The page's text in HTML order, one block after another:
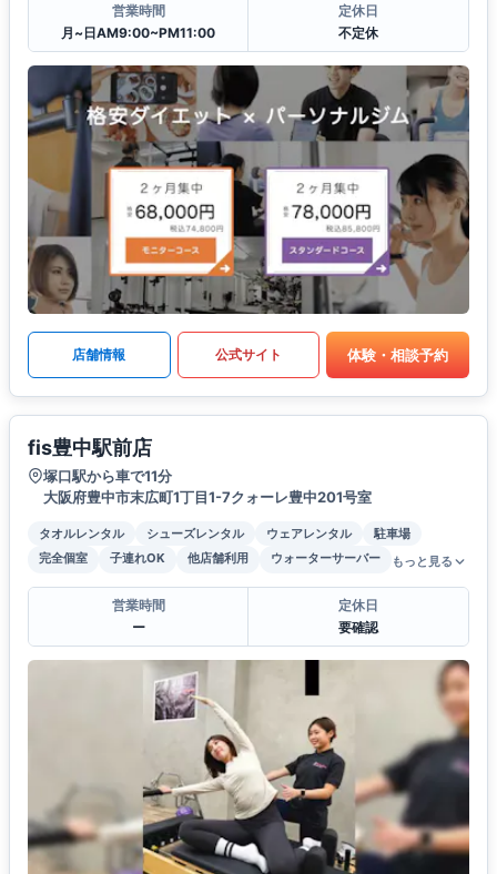
営業時間
月~日AM9:00~PM11:00
定休日
不定休
店舗情報 公式サイト 体験・相談予約
fis豊中駅前店
塚口駅から車で11分
大阪府豊中市末広町1丁目1-7クォーレ豊中201号室
タオルレンタル シューズレンタル ウェアレンタル
駐車場
完全個室
子連れOK 他店舗利用 ウォーターサーバー もっと見る
営業時間
ー
定休日
要確認